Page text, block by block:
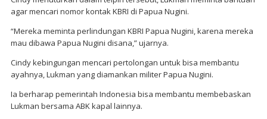
agar mencari nomor kontak KBRI di Papua Nugini.
“Mereka meminta perlindungan KBRI Papua Nugini, karena mereka
mau dibawa Papua Nugini disana,” ujarnya.
Cindy kebingungan mencari pertolongan untuk bisa membantu
ayahnya, Lukman yang diamankan militer Papua Nugini.
Ia berharap pemerintah Indonesia bisa membantu membebaskan
Lukman bersama ABK kapal lainnya.